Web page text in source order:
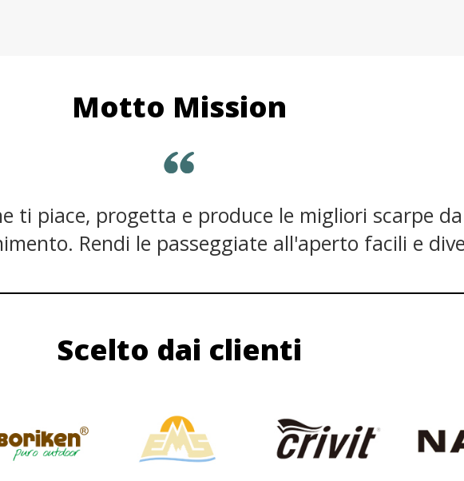
Motto Mission
ti piace, progetta e produce le migliori scarpe
Rendi le passeggiate all'aperto facili e
Scelto dai clienti